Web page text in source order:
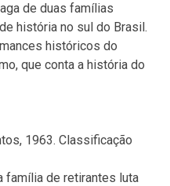
de duas famílias
história no sul do Brasil.
históricos do
que conta a história do
1963. Classificação
família de retirantes luta